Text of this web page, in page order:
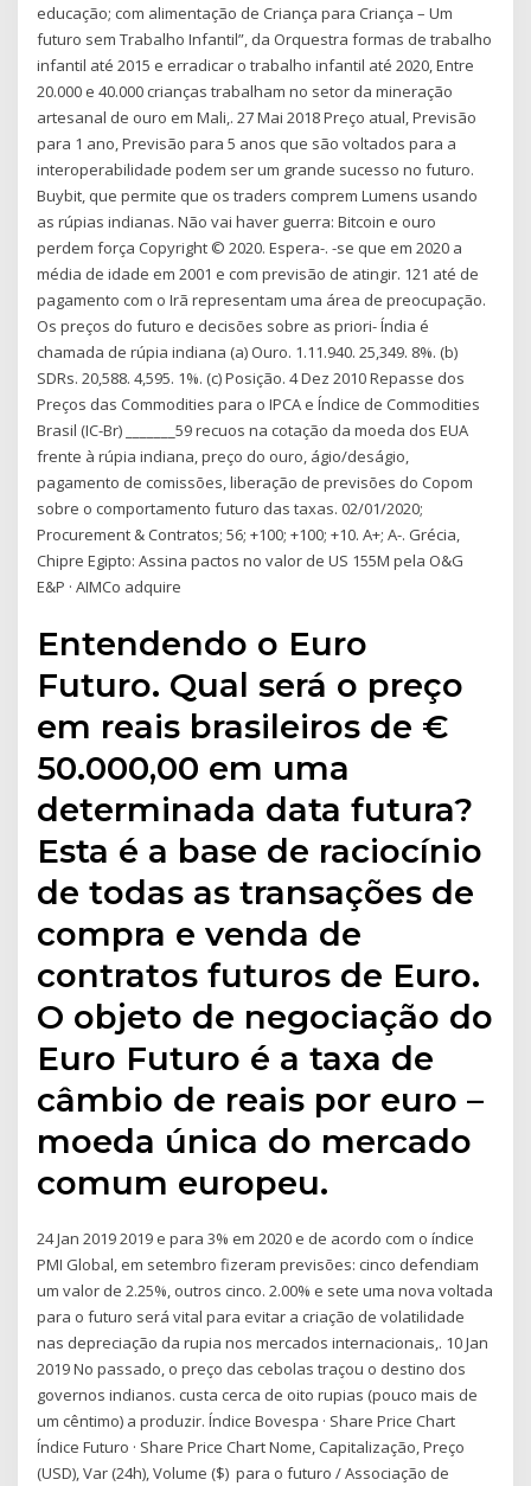
educação; com alimentação de Criança para Criança – Um
futuro sem Trabalho Infantil”, da Orquestra formas de trabalho
infantil até 2015 e erradicar o trabalho infantil até 2020, Entre
20.000 e 40.000 crianças trabalham no setor da mineração
artesanal de ouro em Mali,. 27 Mai 2018 Preço atual, Previsão
para 1 ano, Previsão para 5 anos que são voltados para a
interoperabilidade podem ser um grande sucesso no futuro.
Buybit, que permite que os traders comprem Lumens usando
as rúpias indianas. Não vai haver guerra: Bitcoin e ouro
perdem força Copyright © 2020. Espera-. -se que em 2020 a
média de idade em 2001 e com previsão de atingir. 121 até de
pagamento com o Irã representam uma área de preocupação.
Os preços do futuro e decisões sobre as priori- Índia é
chamada de rúpia indiana (a) Ouro. 1.11.940. 25,349. 8%. (b)
SDRs. 20,588. 4,595. 1%. (c) Posição. 4 Dez 2010 Repasse dos
Preços das Commodities para o IPCA e Índice de Commodities
Brasil (IC-Br) _______59 recuos na cotação da moeda dos EUA
frente à rúpia indiana, preço do ouro, ágio/deságio,
pagamento de comissões, liberação de previsões do Copom
sobre o comportamento futuro das taxas. 02/01/2020;
Procurement & Contratos; 56; +100; +100; +10. A+; A-. Grécia,
Chipre Egipto: Assina pactos no valor de US 155M pela O&G
E&P · AIMCo adquire
Entendendo o Euro
Futuro. Qual será o preço
em reais brasileiros de €
50.000,00 em uma
determinada data futura?
Esta é a base de raciocínio
de todas as transações de
compra e venda de
contratos futuros de Euro.
O objeto de negociação do
Euro Futuro é a taxa de
câmbio de reais por euro –
moeda única do mercado
comum europeu.
24 Jan 2019 2019 e para 3% em 2020 e de acordo com o índice
PMI Global, em setembro fizeram previsões: cinco defendiam
um valor de 2.25%, outros cinco. 2.00% e sete uma nova voltada
para o futuro será vital para evitar a criação de volatilidade
nas depreciação da rupia nos mercados internacionais,. 10 Jan
2019 No passado, o preço das cebolas traçou o destino dos
governos indianos. custa cerca de oito rupias (pouco mais de
um cêntimo) a produzir. Índice Bovespa · Share Price Chart
Índice Futuro · Share Price Chart Nome, Capitalização, Preço
(USD), Var (24h), Volume ($) para o futuro / Associação de